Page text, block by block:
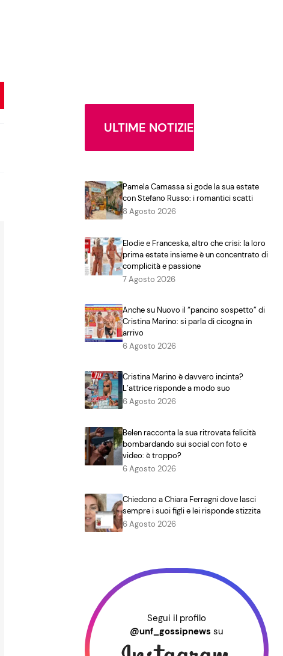
ULTIME NOTIZIE
Pamela Camassa si gode la sua estate
con Stefano Russo: i romantici scatti
8 Agosto 2026
Elodie e Franceska, altro che crisi: la loro
prima estate insieme è un concentrato di
complicità e passione
7 Agosto 2026
Anche su Nuovo il “pancino sospetto” di
Cristina Marino: si parla di cicogna in
arrivo
6 Agosto 2026
Cristina Marino è davvero incinta?
L’attrice risponde a modo suo
6 Agosto 2026
Belen racconta la sua ritrovata felicità
bombardando sui social con foto e
video: è troppo?
6 Agosto 2026
Chiedono a Chiara Ferragni dove lasci
sempre i suoi figli e lei risponde stizzita
6 Agosto 2026
Segui il profilo
@unf_gossipnews su